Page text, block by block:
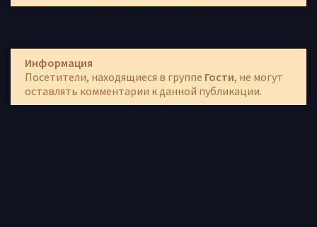
Информация
Посетители, находящиеся в группе Гости, не могут
оставлять комментарии к данной публикации.